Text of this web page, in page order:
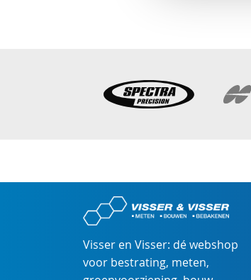
Visser en Visser: dé webshop
voor bestrating, meten,